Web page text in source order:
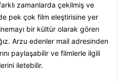
zamanlarda çekilmiş ve
pek çok film eleştirisine yer
bir kültür olarak gören
Arzu edenler mail adresinden
paylaşabilir ve filmlerle ilgili
iletebilir.